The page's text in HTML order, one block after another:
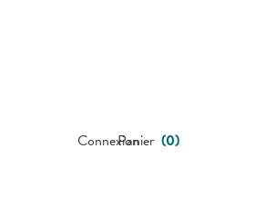
Connexion
Panier (0)